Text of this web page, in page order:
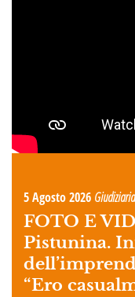
5 Agosto 2026 Giudiziaria
FOTO E
Pistunina.
“Ero